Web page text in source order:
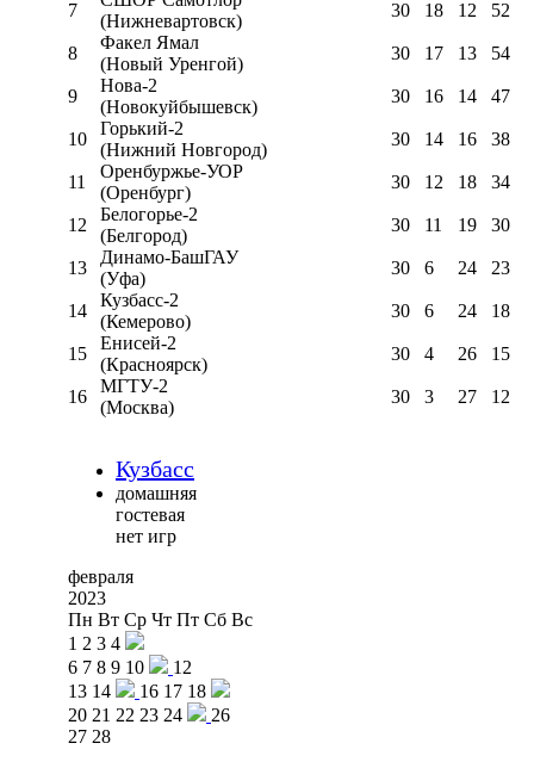
7
(Нижневартовск)
30 18 12 52
8
Факел Ямал
(Новый Уренгой)
30 17 13 54
9
Нова-2
(Новокуйбышевск)
30 16 14 47
10
Горький-2
(Нижний Новгород)
30 14 16 38
11
Оренбуржье-УОР
(Оренбург)
30 12 18 34
12
Белогорье-2
(Белгород)
30 11 19 30
13
Динамо-БашГАУ
(Уфа)
30 6 24 23
14
Кузбасс-2
(Кемерово)
30 6 24 18
15
Енисей-2
(Красноярск)
30 4 26 15
16
МГТУ-2
(Москва)
30 3 27 12
Кузбасс
домашняя
гостевая
нет игр
февраля
2023
Пн Вт Ср Чт Пт Сб Вс
1 2 3 4
6 7 8 9 10
12
13 14 16 17 18
20 21 22 23 24
26
27 28